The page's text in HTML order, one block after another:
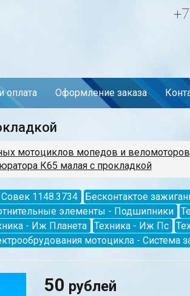
оплата Оформление заказа
мотоциклов мопедов и веломоторов
К65 малая с прокладкой
1148.3734
Бесконтактое
элементы - Подшипники
- Иж Планета Техника - Иж Пс
мотоцикла - Система
50 рублей